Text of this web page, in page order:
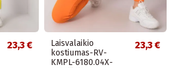
23,3 €
Laisvalaikio
kostiumas-RV-
KMPL-6180.04X-
23,3 €